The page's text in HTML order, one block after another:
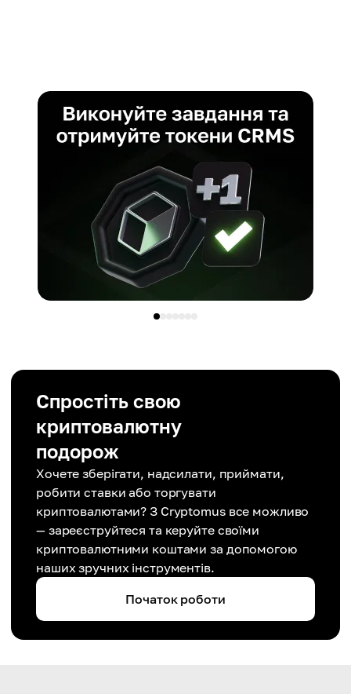
Спростіть свою
криптовалютну
подорож
Хочете зберігати, надсилати, приймати,
робити ставки або торгувати
криптовалютами? З Cryptomus все можливо
— зареєструйтеся та керуйте своїми
криптовалютними коштами за допомогою
наших зручних інструментів.
Початок роботи